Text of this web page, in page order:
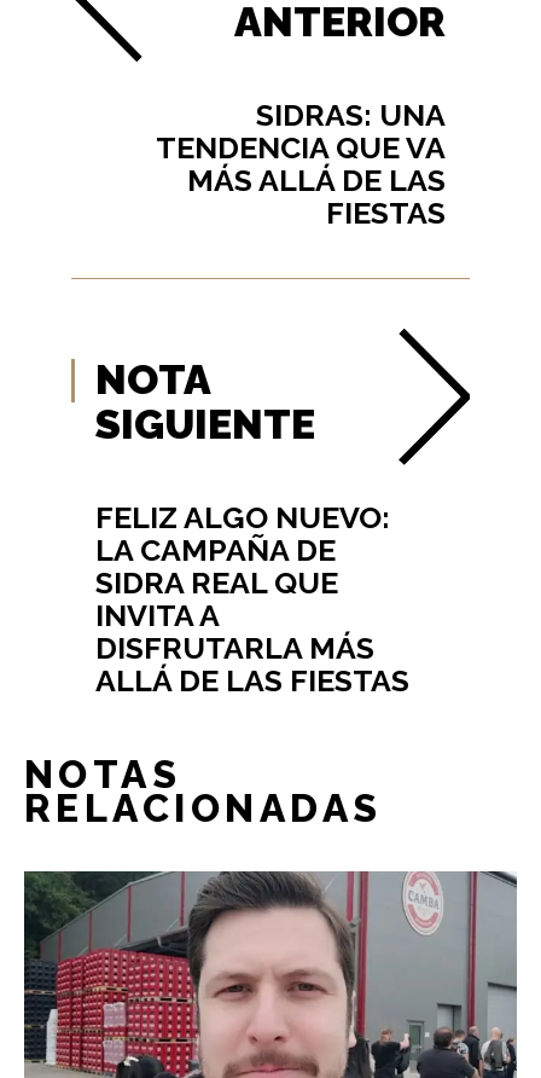
ANTERIOR
SIDRAS: UNA
TENDENCIA QUE VA
MÁS ALLÁ DE LAS
FIESTAS
NOTA
SIGUIENTE
FELIZ ALGO NUEVO:
LA CAMPAÑA DE
SIDRA REAL QUE
INVITA A
DISFRUTARLA MÁS
ALLÁ DE LAS FIESTAS
NOTAS
RELACIONADAS